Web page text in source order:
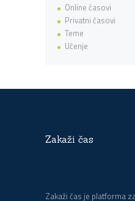
Online časovi
Privatni časovi
Teme
Učenje
Zakaži čas
Zakaži čas je platforma